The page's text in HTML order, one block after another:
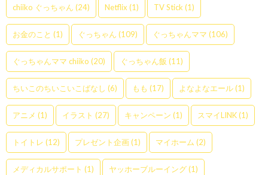
chiiko ぐっちゃん (24) Netflix (1) TV Stick(1)
お金のこと (1) ぐっちゃん (109) ぐっちゃんママ (106)
ぐっちゃんママ chiiko (20) ぐっちゃん飯 (11)
ちいこのちいこいこばなし (6) もも (17) よなよなエール(1)
アニメ (1) イラスト (27) キャンペーン (1) スマイLINK(1)
トイトレ (12) プレゼント企画(1) マイホーム (2)
メディカルサポート (1) ヤッホーブルーイング(1)